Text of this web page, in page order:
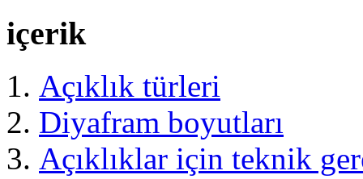
içerik
Açıklık türleri
Diyafram boyutları
Açıklıklar için teknik